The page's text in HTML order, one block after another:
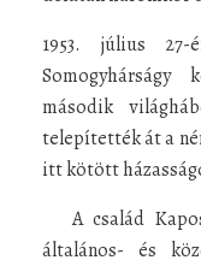
1953. július
Somogyhárságy
második
telepítették át a
itt kötött
A család
általános- és